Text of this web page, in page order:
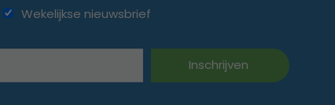
Wekelijkse nieuwsbrief